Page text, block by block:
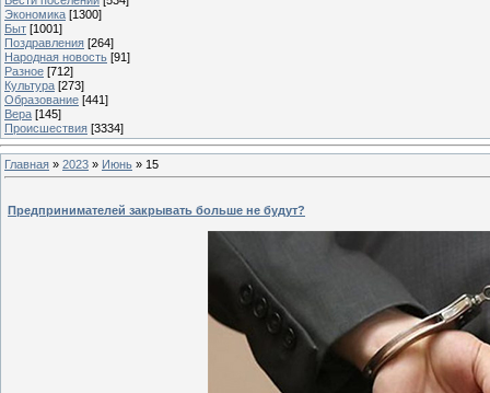
Экономика [1300]
Быт [1001]
Поздравления [264]
Народная новость [91]
Разное [712]
Культура [273]
Образование [441]
Вера [145]
Происшествия [3334]
Главная » 2023 » Июнь » 15
Предпринимателей закрывать больше не будут?